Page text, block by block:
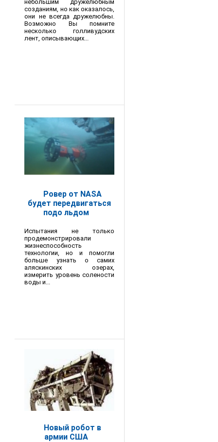
небольшим дружелюбным
созданиям, но как оказалось,
они не всегда дружелюбны.
Возможно Вы помните
несколько голливудских
лент, описывающих...
Ровер от NASA
будет передвигаться
подо льдом
Испытания не только
продемонстрировали
жизнеспособность
технологии, но и помогли
больше узнать о самих
аляскинских озерах,
измерить уровень солености
воды и...
Новый робот в
армии США